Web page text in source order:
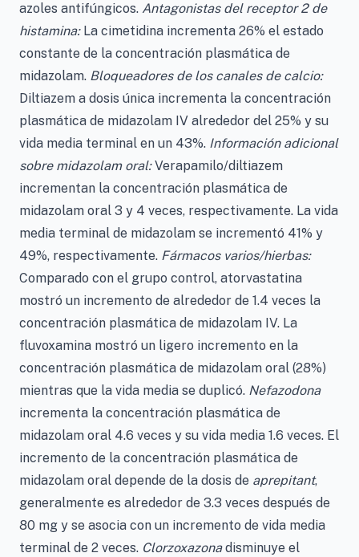
azoles antifúngicos. Antagonistas del receptor 2 de
histamina:La cimetidina incrementa 26% el estado
constante de la concentración plasmática de
midazolam. Bloqueadores de los canales de calcio:
Diltiazem a dosis única incrementa la concentración
plasmática de midazolam IV alrededor del 25% y su
vida media terminal en un 43%. Información adicional
sobre midazolam oral:Verapamilo/diltiazem
incrementan la concentración plasmática de
midazolam oral 3 y 4 veces, respectivamente. La vida
media terminal de midazolam se incrementó 41% y
49%, respectivamente. Fármacos varios/hierbas:
Comparado con el grupo control, atorvastatina
mostró un incremento de alrededor de 1.4 veces la
concentración plasmática de midazolam IV. La
fluvoxamina mostró un ligero incremento en la
concentración plasmática de midazolam oral (28%)
mientras que la vida media se duplicó. Nefazodona
incrementa la concentración plasmática de
midazolam oral 4.6 veces y su vida media 1.6 veces. El
incremento de la concentración plasmática de
midazolam oral depende de la dosis de aprepitant,
generalmente es alrededor de 3.3 veces después de
80 mg y se asocia con un incremento de vida media
terminal de 2 veces. Clorzoxazonadisminuye el